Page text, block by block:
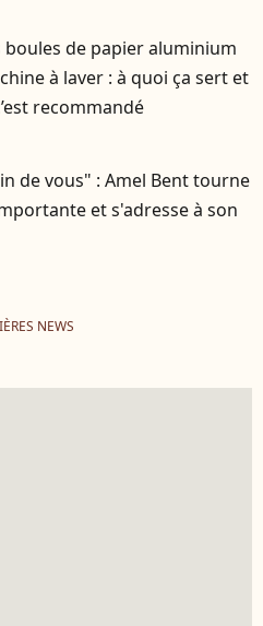
de papier aluminium
à laver : à quoi ça sert et
recommandé
de vous" : Amel Bent tourne
et s'adresse à son
NEWS